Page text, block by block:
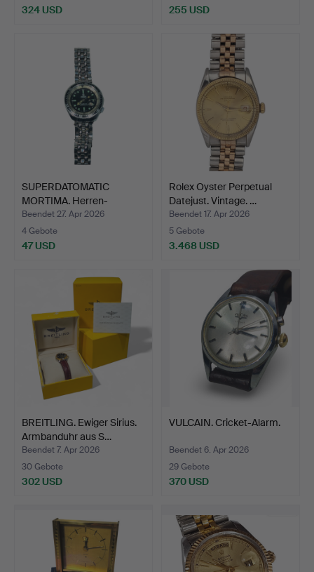
324 USD 255 USD
SUPERDATOMATIC
MORTIMA. Herren-
Armbanduhr …
Beendet 27. Apr 2026
4 Gebote
47 USD
Rolex Oyster Perpetual
Datejust. Vintage. …
Beendet 17. Apr 2026
5 Gebote
3.468 USD
BREITLING. Ewiger Sirius.
Armbanduhr aus S…
Beendet 7. Apr 2026
30 Gebote
302 USD
VULCAIN. Cricket-Alarm.
Beendet 6. Apr 2026
29 Gebote
370 USD